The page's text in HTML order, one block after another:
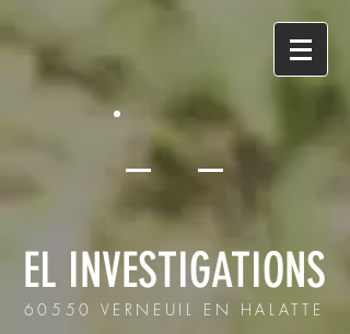
EL INVESTIGATIONS
60550 VERNEUIL EN HALATTE